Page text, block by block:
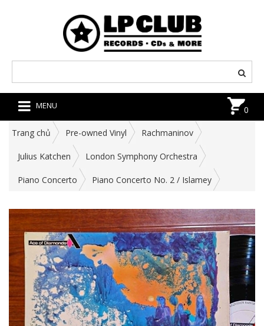
MENU 0
Trang chủ Pre-owned Vinyl Rachmaninov
Julius Katchen London Symphony Orchestra
Piano Concerto Piano Concerto No. 2 / Islamey